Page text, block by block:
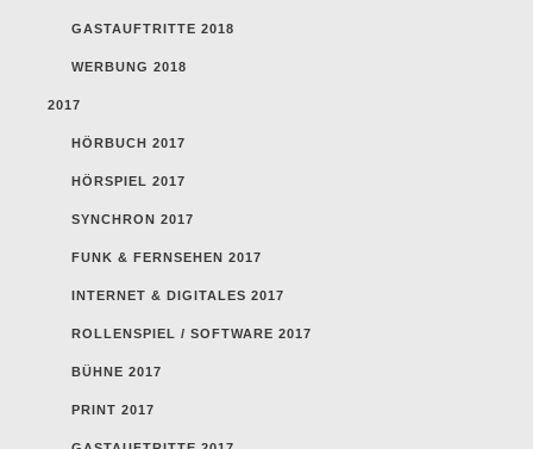
GASTAUFTRITTE 2018
WERBUNG 2018
2017
HÖRBUCH 2017
HÖRSPIEL 2017
SYNCHRON 2017
FUNK & FERNSEHEN 2017
INTERNET & DIGITALES 2017
ROLLENSPIEL / SOFTWARE 2017
BÜHNE 2017
PRINT 2017